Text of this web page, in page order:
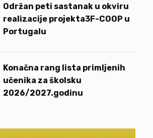
Održan peti sastanak u okviru
realizacije projekta3F-COOP u
Portugalu
Konačna rang lista primljenih
učenika za školsku
2026/2027.godinu